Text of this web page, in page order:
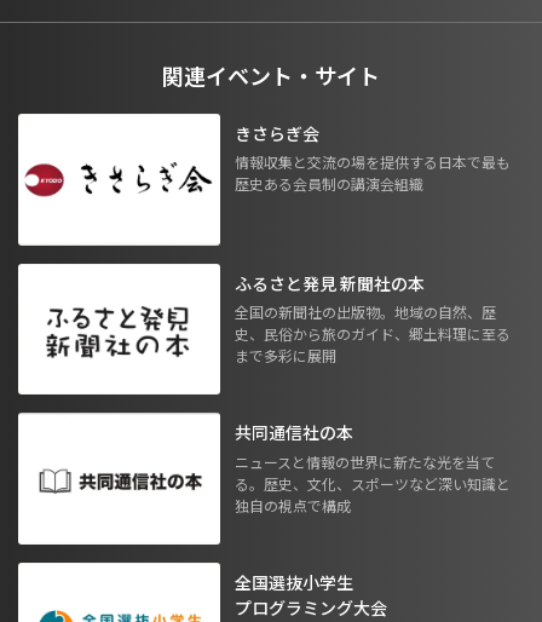
関連イベント・サイト
きさらぎ会
情報収集と交流の場を提供する日本で最も
歴史ある会員制の講演会組織
ふるさと発見 新聞社の本
全国の新聞社の出版物。地域の自然、歴
史、民俗から旅のガイド、郷土料理に至る
まで多彩に展開
共同通信社の本
ニュースと情報の世界に新たな光を当て
る。歴史、文化、スポーツなど深い知識と
独自の視点で構成
全国選抜小学生
プログラミング大会